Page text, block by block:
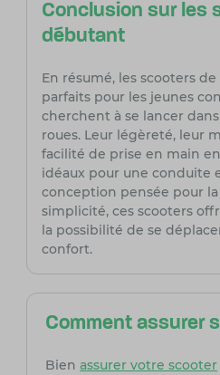
Conclusion sur les
débutant
En résumé, les scooters
parfaits pour les jeunes
cherchent à se lancer
roues. Leur légèreté, leur
facilité de prise en main
idéaux pour une conduite
conception pensée pour
simplicité, ces scooters
la possibilité de se
confort.
Comment assurer
Bien assurer votre scooter